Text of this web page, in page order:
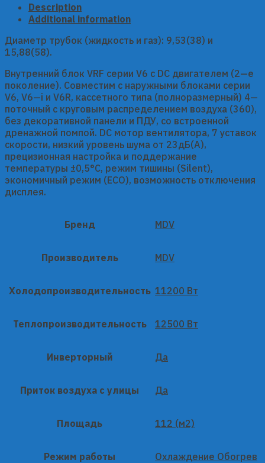
Description
Additional information
Диаметр трубок (жидкость и газ): 9,53(38) и
15,88(58).
Внутренний блок VRF серии V6 с DC двигателем (2—е
поколение). Совместим с наружными блоками серии
V6, V6—i и V6R, каcсетного типа (полноразмерный) 4—
поточный с круговым распределением воздуха (360),
без декоративной панели и ПДУ, со встроенной
дренажной помпой. DC мотор вентилятора, 7 уставок
скорости, низкий уровень шума от 23дБ(А),
прецизионная настройка и поддержание
температуры ±0,5°С, режим тишины (Silent),
экономичный режим (ECO), возможность отключения
дисплея.
Бренд MDV
Производитель MDV
Холодопроизводительность 11200 Вт
Теплопроизводительность 12500 Вт
Инверторный Да
Приток воздуха с улицы Да
Площадь 112 (м2)
Режим работы Охлаждение Обогрев